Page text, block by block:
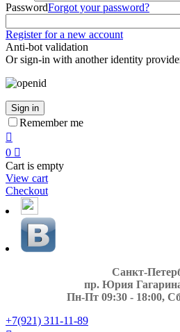
PasswordForgot your password?
Register for a new account
Anti-bot validation
Or sign-in with another identity
Sign in
Remember me

0 
Cart is empty
View cart
Checkout
Санкт-
пр. Юрия
Пн-Пт 09:30 - 18:00,
+7(921) 311-11-89